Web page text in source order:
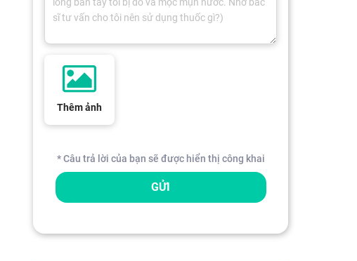
Thêm ảnh
* Câu trả lời của bạn sẽ được hiển thị công khai
GỬI